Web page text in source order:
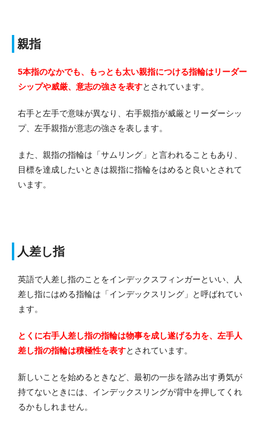
親指
5本指のなかでも、もっとも太い親指につける指輪はリーダー
シップや威厳、意志の強さを表すとされています。
右手と左手で意味が異なり、右手親指が威厳とリーダーシッ
プ、左手親指が意志の強さを表します。
また、親指の指輪は「サムリング」と言われることもあり、
目標を達成したいときは親指に指輪をはめると良いとされて
います。
人差し指
英語で人差し指のことをインデックスフィンガーといい、人
差し指にはめる指輪は「インデックスリング」と呼ばれてい
ます。
とくに右手人差し指の指輪は物事を成し遂げる力を、左手人
差し指の指輪は積極性を表すとされています。
新しいことを始めるときなど、最初の一歩を踏み出す勇気が
持てないときには、インデックスリングが背中を押してくれ
るかもしれません。